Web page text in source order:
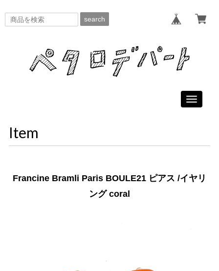
search
Toggle
Item
Francine Bramli Paris BOULE21 ピアス /イヤリ
ング coral